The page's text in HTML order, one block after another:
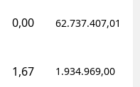
0,00 62.737.407,01
1,67 1.934.969,00